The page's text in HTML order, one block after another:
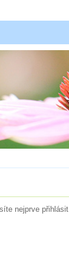
nejprve přihlásit.